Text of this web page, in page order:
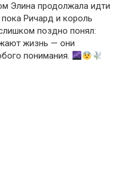
Элина продолжала идти
Ричард и король
поздно понял:
жизнь — они
понимания.